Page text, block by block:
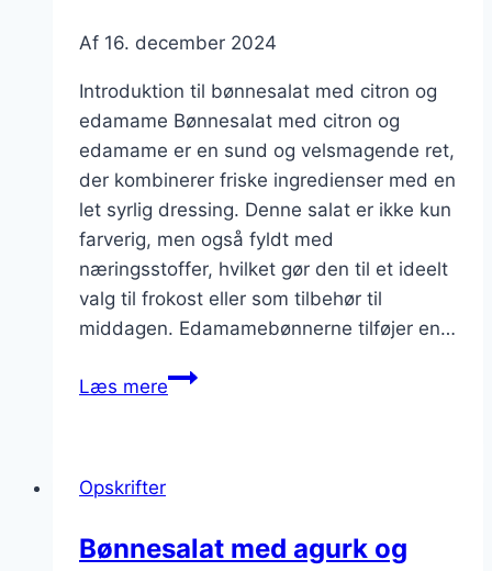
Af 16. december 2024
Introduktion til bønnesalat med citron og
edamame Bønnesalat med citron og
edamame er en sund og velsmagende ret,
der kombinerer friske ingredienser med en
let syrlig dressing. Denne salat er ikke kun
farverig, men også fyldt med
næringsstoffer, hvilket gør den til et ideelt
valg til frokost eller som tilbehør til
middagen. Edamamebønnerne tilføjer en…
Læs mereBønnesalat
Opskrifter
Bønnesalat med agurk og